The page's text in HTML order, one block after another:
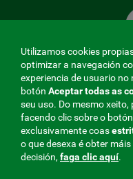
Utilizamos cookies
optimizar a navegación
experiencia de usuario no
botón Aceptar todas as
seu uso. Do mesmo
facendo clic sobre o botón
exclusivamente coas
o que desexa é obter
decisión, faga clic aquí.